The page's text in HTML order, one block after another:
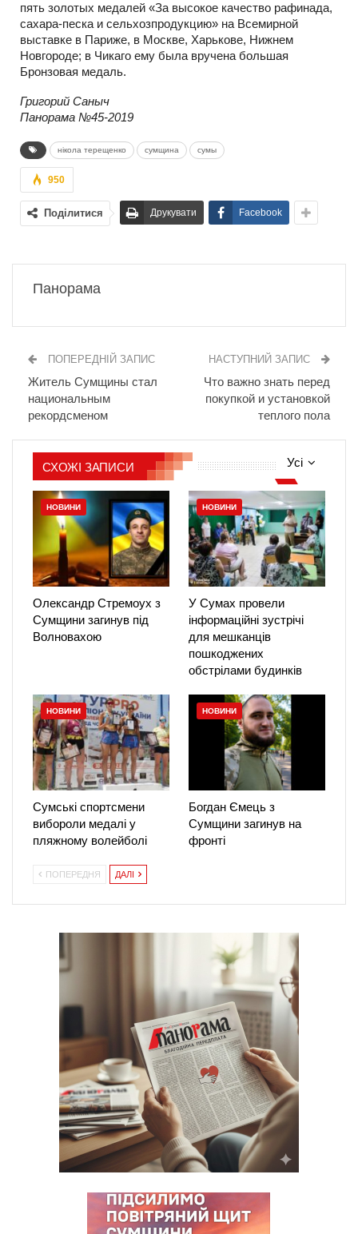
пять золотых медалей «За высокое качество рафинада,
сахара-песка и сельхозпродукцию» на Всемирной
выставке в Париже, в Москве, Харькове, Нижнем
Новгороде; в Чикаго ему была вручена большая
Бронзовая медаль.
Григорий Саныч
Панорама №45-2019
нікола терещенко сумщина сумы
950
Поділитися Друкувати Facebook
Панорама
ПОПЕРЕДНІЙ ЗАПИС
Житель Сумщины стал
национальным
рекордсменом
НАСТУПНИЙ ЗАПИС
Что важно знать перед
покупкой и установкой
теплого пола
Усі
СХОЖІ ЗАПИСИ
НОВИНИ
Олександр Стремоух з
Сумщини загинув під
Волновахою
НОВИНИ
У Сумах провели
інформаційні зустрічі
для мешканців
пошкоджених
обстрілами будинків
НОВИНИ
Сумські спортсмени
вибороли медалі у
пляжному волейболі
НОВИНИ
Богдан Ємець з
Сумщини загинув на
фронті
ПОПЕРЕДНЯ ДАЛІ